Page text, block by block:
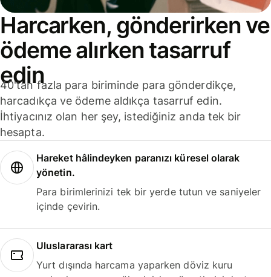
Harcarken, gönderirken ve
ödeme alırken tasarruf
edin
40'tan fazla para biriminde para gönderdikçe,
harcadıkça ve ödeme aldıkça tasarruf edin.
İhtiyacınız olan her şey, istediğiniz anda tek bir
hesapta.
Hareket hâlindeyken paranızı küresel olarak
yönetin.
Para birimlerinizi tek bir yerde tutun ve saniyeler
içinde çevirin.
Uluslararası kart
Yurt dışında harcama yaparken döviz kuru